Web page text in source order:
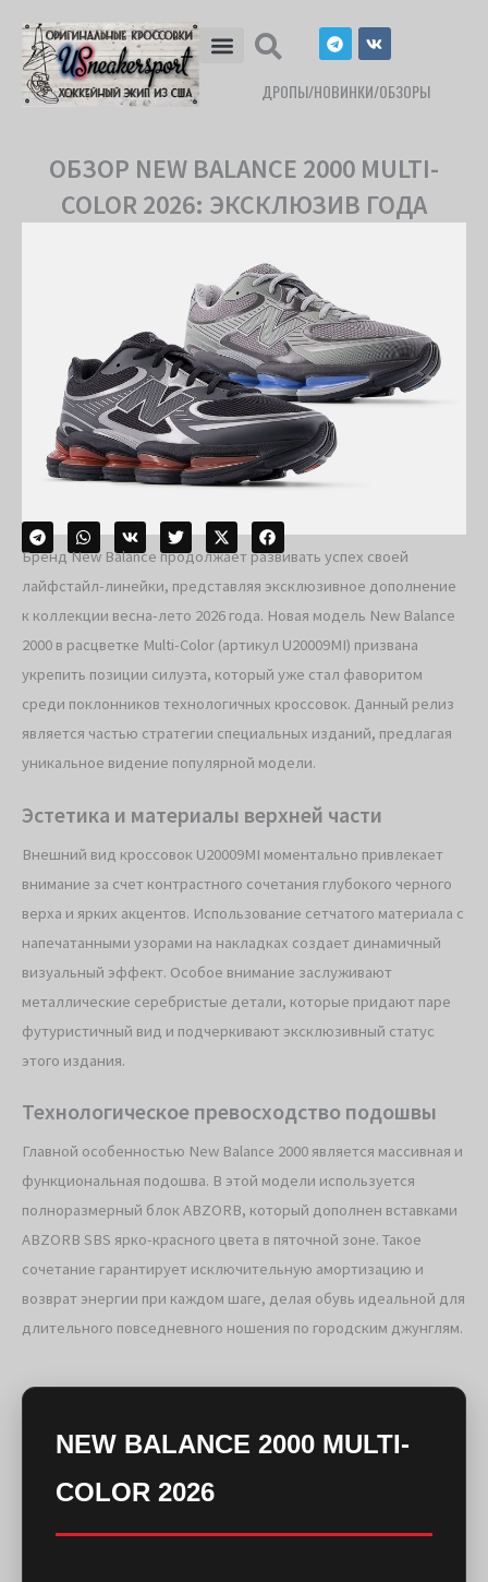
содержимому
T
e
l
e
g
V
k
ДРОПЫ/НОВИНКИ/ОБЗОРЫ
ОБЗОР NEW BALANCE 2000 MULTI-
COLOR 2026: ЭКСКЛЮЗИВ ГОДА
Бренд New Balance продолжает развивать успех своей
лайфстайл-линейки, представляя эксклюзивное дополнение
к коллекции весна-лето 2026 года. Новая модель New Balance
2000 в расцветке Multi-Color (артикул U20009MI) призвана
укрепить позиции силуэта, который уже стал фаворитом
среди поклонников технологичных кроссовок. Данный релиз
является частью стратегии специальных изданий, предлагая
уникальное видение популярной модели.
Эстетика и материалы верхней части
Внешний вид кроссовок U20009MI моментально привлекает
внимание за счет контрастного сочетания глубокого черного
верха и ярких акцентов. Использование сетчатого материала с
напечатанными узорами на накладках создает динамичный
визуальный эффект. Особое внимание заслуживают
металлические серебристые детали, которые придают паре
футуристичный вид и подчеркивают эксклюзивный статус
этого издания.
Технологическое превосходство подошвы
Главной особенностью New Balance 2000 является массивная и
функциональная подошва. В этой модели используется
полноразмерный блок ABZORB, который дополнен вставками
ABZORB SBS ярко-красного цвета в пяточной зоне. Такое
сочетание гарантирует исключительную амортизацию и
возврат энергии при каждом шаге, делая обувь идеальной для
длительного повседневного ношения по городским джунглям.
NEW BALANCE 2000 MULTI-
COLOR 2026